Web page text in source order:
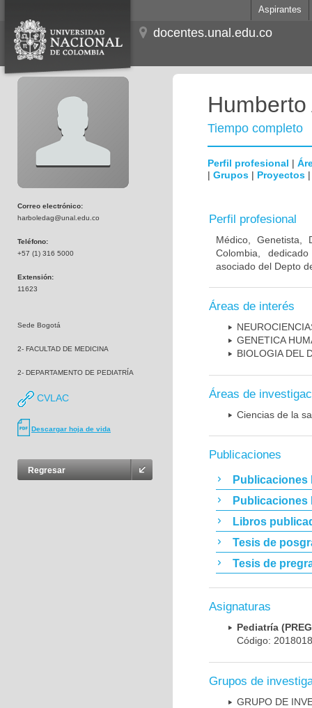
Aspirantes
docentes.unal.edu.co
Correo electrónico:
harboledag@unal.edu.co
Teléfono:
+57 (1) 316 5000
Extensión:
11623
Sede Bogotá
2- FACULTAD DE MEDICINA
2- DEPARTAMENTO DE PEDIATRÍA
CVLAC
Descargar hoja de vida
Regresar
Tiempo completo
Perfil profesional |
| Grupos | Proyectos
Perfil profesional
Médico, Genetista,
Colombia,
asociado del Depto
Áreas de interés
GENETICA
BIOLOGIA DEL
Áreas de
Ciencias de la
Publicaciones
Publicaciones
Publicaciones
Libros
Tesis de
Tesis de
Asignaturas
Pediatría
Código:
Grupos de
GRUPO DE